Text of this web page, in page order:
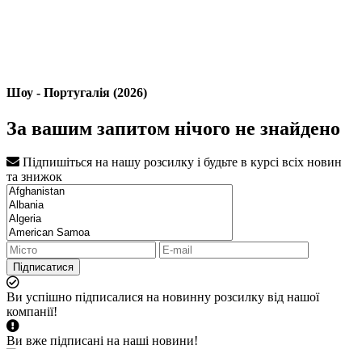
Шоу - Португалія (2026)
За вашим запитом нічого не знайдено
Підпишіться на нашу розсилку і будьте в курсі всіх новин
та знижок
Підписатися
Ви успішно підписалися на новинну розсилку від нашої
компанії!
Ви вже підписані на наші новини!